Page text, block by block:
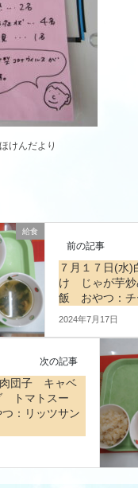
ほけんだより
給食
前の記事
７月１７日(水)
け じゃが芋
飯 おやつ：チ
2024年7月17日
次の記事
肉団子 キャベ
トマトスー
：リッツサン